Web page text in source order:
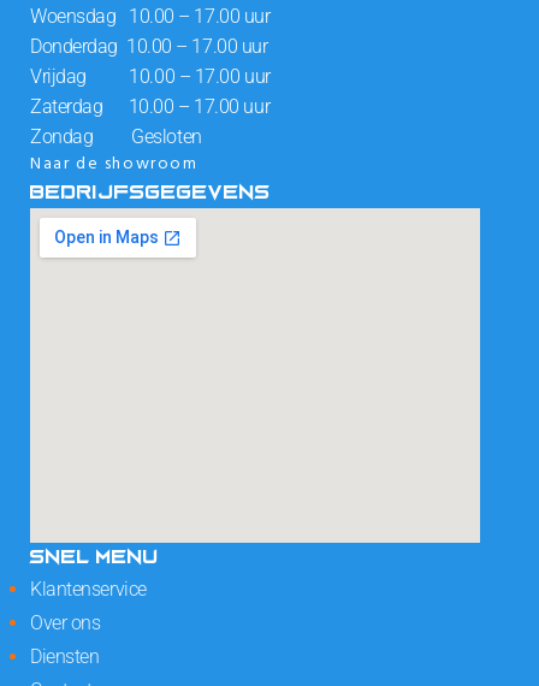
Woensdag 10.00 – 17.00 uur
Donderdag 10.00 – 17.00 uur
Vrijdag 10.00 – 17.00 uur
Zaterdag 10.00 – 17.00 uur
Zondag Gesloten
Naar de showroom
BEDRIJFSGEGEVENS
SNEL MENU
Klantenservice
Over ons
Diensten